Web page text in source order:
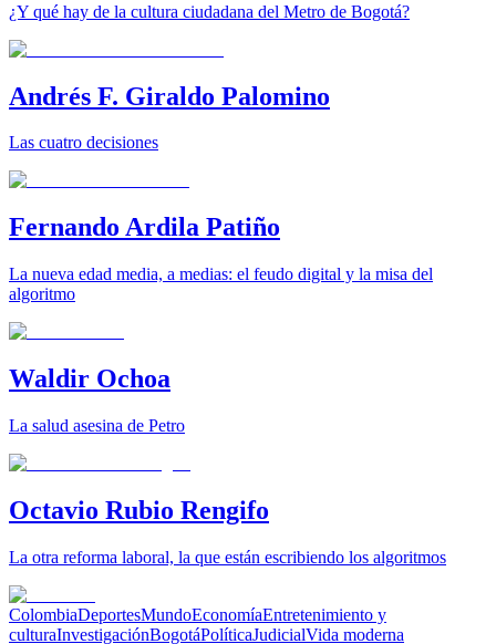
¿Y qué hay de la cultura ciudadana del Metro de Bogotá?
Andrés F. Giraldo Palomino
Las cuatro decisiones
Fernando Ardila Patiño
La nueva edad media, a medias: el feudo digital y la misa del
algoritmo
Waldir Ochoa
La salud asesina de Petro
Octavio Rubio Rengifo
La otra reforma laboral, la que están escribiendo los algoritmos
ColombiaDeportesMundoEconomíaEntretenimiento y
culturaInvestigaciónBogotáPolíticaJudicialVida moderna